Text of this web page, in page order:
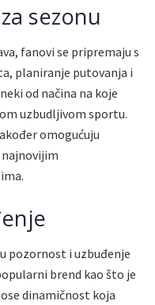
sezonu
fanovi se pripremaju s
planiranje putovanja i
od načina na koje
uzbudljivom sportu.
omogućuju
pozornost i uzbuđenje
brend kao što je
dinamičnost koja